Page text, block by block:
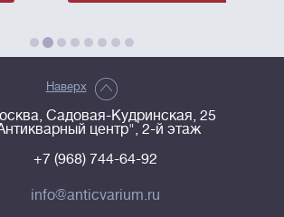
Наверх
Садовая-Кудринская, 25
центр", 2-й этаж
+7 (968) 744-64-92
info@anticvarium.ru